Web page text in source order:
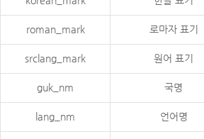
roman_mark 로마자 표기
srclang_mark 원어 표기
guk_nm 국명
lang_nm 언어명